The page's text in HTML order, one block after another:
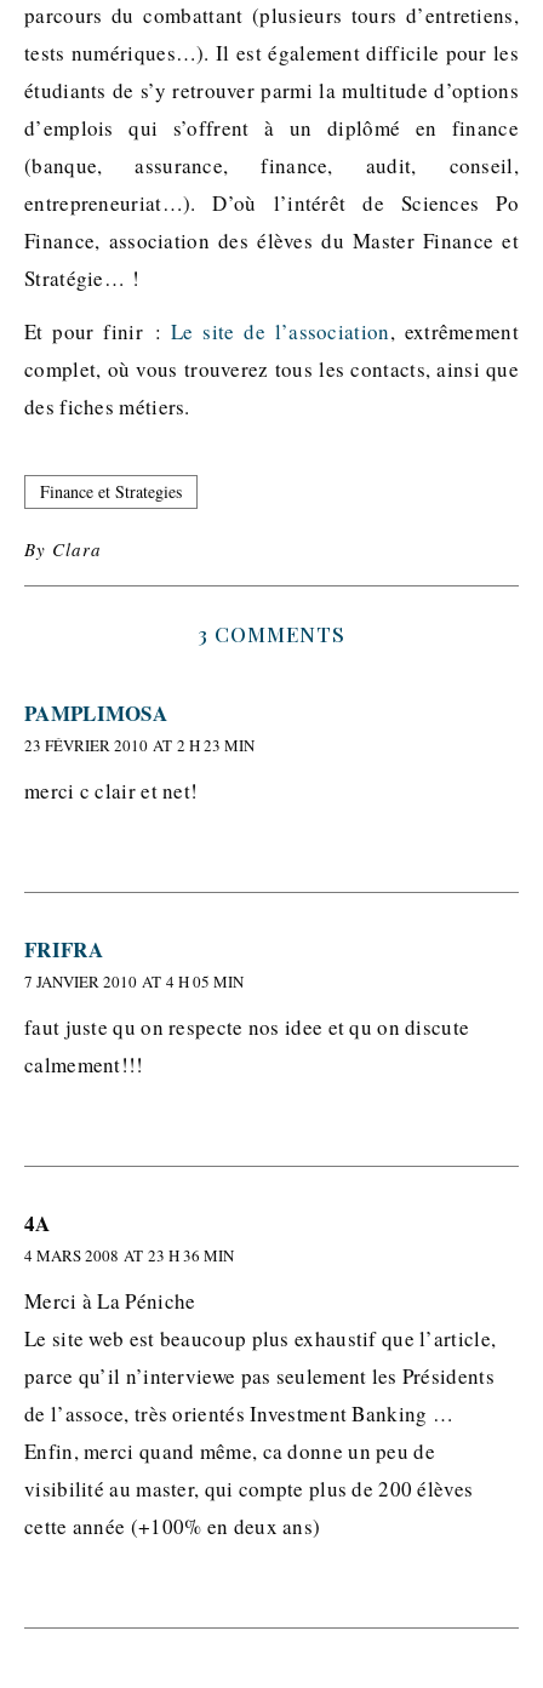
parcours du combattant (plusieurs tours d’entretiens,
tests numériques…). Il est également difficile pour les
étudiants de s’y retrouver parmi la multitude d’options
d’emplois qui s’offrent à un diplômé en finance
(banque, assurance, finance, audit, conseil,
entrepreneuriat…). D’où l’intérêt de Sciences Po
Finance, association des élèves du Master Finance et
Stratégie… !
Et pour finir : Le site de l’association, extrêmement
complet, où vous trouverez tous les contacts, ainsi que
des fiches métiers.
Finance et Strategies
By Clara
3 COMMENTS
PAMPLIMOSA
23 FÉVRIER 2010 AT 2 H 23 MIN
merci c clair et net!
FRIFRA
7 JANVIER 2010 AT 4 H 05 MIN
faut juste qu on respecte nos idee et qu on discute
calmement!!!
4A
4 MARS 2008 AT 23 H 36 MIN
Merci à La Péniche
Le site web est beaucoup plus exhaustif que l’article,
parce qu’il n’interviewe pas seulement les Présidents
de l’assoce, très orientés Investment Banking …
Enfin, merci quand même, ca donne un peu de
visibilité au master, qui compte plus de 200 élèves
cette année (+100% en deux ans)